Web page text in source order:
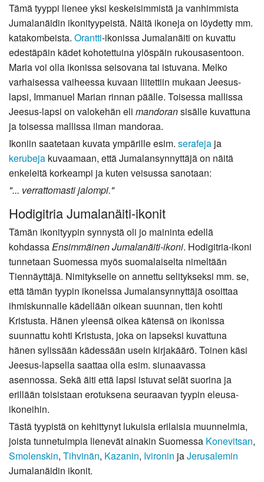
Tämä tyyppi lienee yksi keskeisimmistä ja vanhimmista
Jumalanäidin ikonityypeistä. Näitä ikoneja on löydetty mm.
katakombeista. Orantti-ikonissa Jumalanäiti on kuvattu
edestäpäin kädet kohotettuina ylöspäin rukousasentoon.
Maria voi olla ikonissa seisovana tai istuvana. Melko
varhaisessa vaiheessa kuvaan liitettiin mukaan Jeesus-
lapsi, Immanuel Marian rinnan päälle. Toisessa mallissa
Jeesus-lapsi on valokehän eli mandoransisälle kuvattuna
ja toisessa mallissa ilman mandoraa.
Ikoniin saatetaan kuvata ympärille esim. serafeja ja
kerubeja kuvaamaan, että Jumalansynnyttäjä on näitä
enkeleitä korkeampi ja kuten veisussa sanotaan:
"... verrattomasti jalompi."
Hodigitria Jumalanäiti-ikonit
Tämän ikonityypin synnystä oli jo maininta edellä
kohdassaEnsimmäinen Jumalanäiti-ikoni. Hodigitria-ikoni
tunnetaan Suomessa myös suomalaiselta nimeltään
Tiennäyttäjä. Nimitykselle on annettu selitykseksi mm. se,
että tämän tyypin ikoneissa Jumalansynnyttäjä osoittaa
ihmiskunnalle kädellään oikean suunnan, tien kohti
Kristusta. Hänen yleensä oikea kätensä on ikonissa
suunnattu kohti Kristusta, joka on lapseksi kuvattuna
hänen sylissään kädessään usein kirjakäärö. Toinen käsi
Jeesus-lapsella saattaa olla esim. siunaavassa
asennossa. Sekä äiti että lapsi istuvat selät suorina ja
erillään toisistaan erotuksena seuraavan tyypin eleusa-
ikoneihin.
Tästä tyypistä on kehittynyt lukuisia erilaisia muunnelmia,
joista tunnetuimpia lienevät ainakin Suomessa Konevitsan,
Smolenskin, Tihvinän, Kazanin, Ivironin jaJerusalemin
Jumalanäidin ikonit.